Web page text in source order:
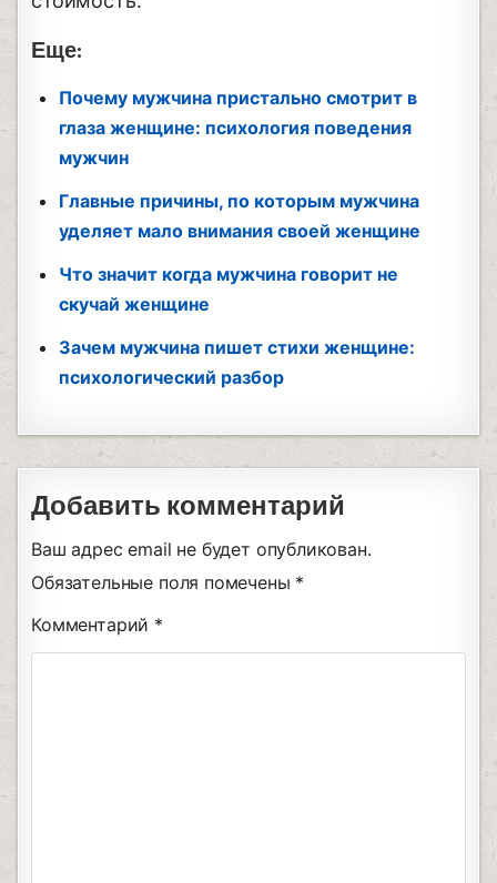
Еще:
Почему мужчина пристально смотрит в
глаза женщине: психология поведения
мужчин
Главные причины, по которым мужчина
уделяет мало внимания своей женщине
Что значит когда мужчина говорит не
скучай женщине
Зачем мужчина пишет стихи женщине:
психологический разбор
Добавить комментарий
Ваш адрес email не будет опубликован.
Обязательные поля помечены *
Комментарий *